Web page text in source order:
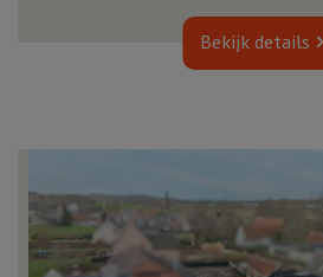
Bekijk details